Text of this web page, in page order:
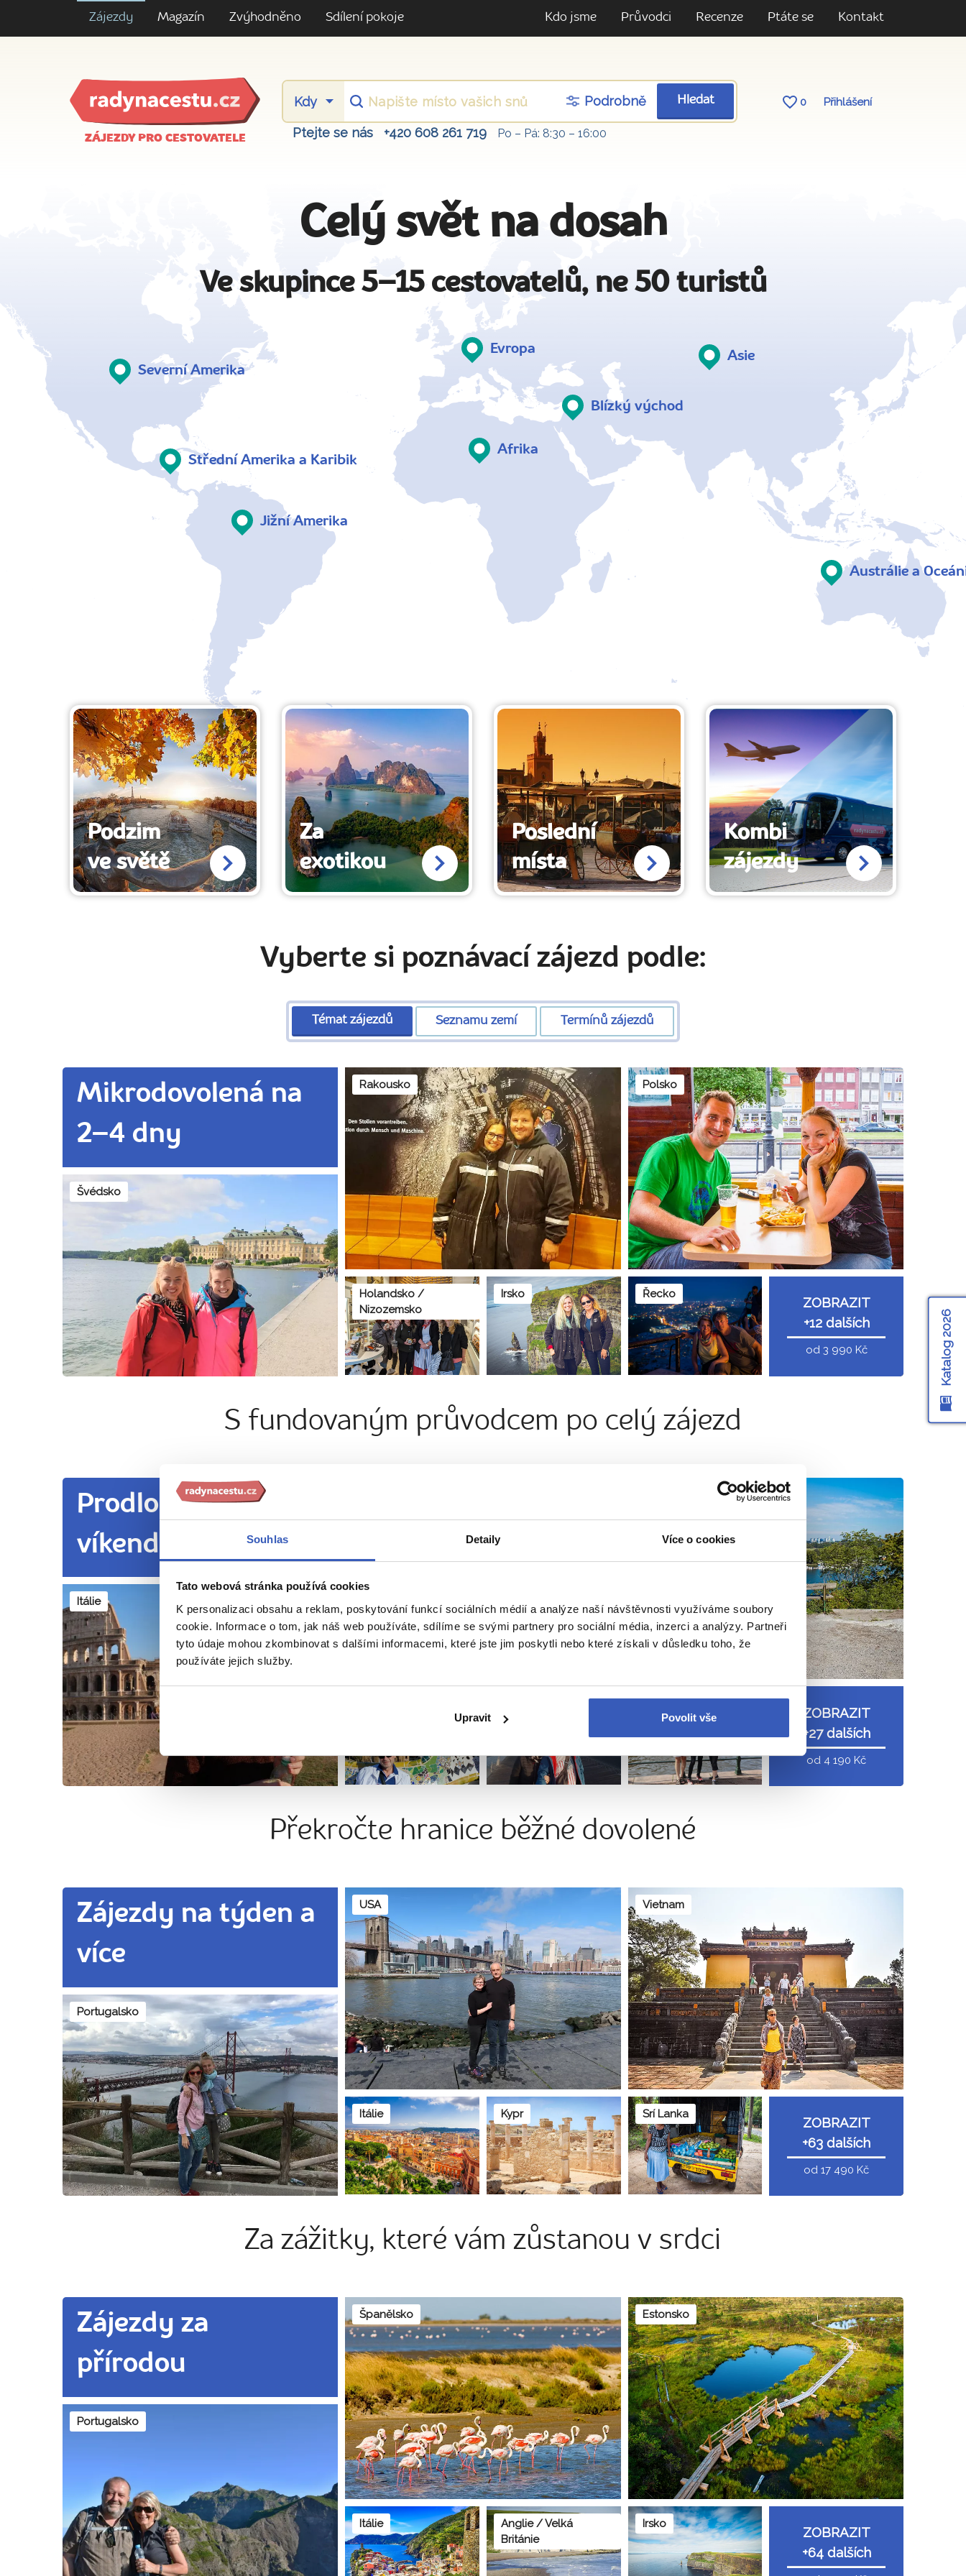
Souhlas Detaily Více o cookies
Tato webová stránka používá cookies
K personalizaci obsahu a reklam, poskytování funkcí sociálních médií a analýze naší návštěvnosti využíváme soubory
cookie. Informace o tom, jak náš web používáte, sdílíme se svými partnery pro sociální média, inzerci a analýzy. Partneři
tyto údaje mohou zkombinovat s dalšími informacemi, které jste jim poskytli nebo které získali v důsledku toho, že
používáte jejich služby.
Upravit Povolit vše
Zájezdy Magazín Zvýhodněno Sdílení pokoje Kdo jsme Průvodci Recenze Ptáte se Kontakt
ZÁJEZDY PRO CESTOVATELE
Podrobně Hledat 0 Přihlášení
Ptejte se nás +420 608 261 719 Po – Pá: 8:30 – 16:00
Celý svět na dosah
Ve skupince 5–15 cestovatelů, ne 50 turistů
Afrika
Asie
Austrálie a
Blízký východ
Evropa
Jižní Amerika
Severní Amerika
Střední Amerika a Karibik
Podzim
ve světě
Za
exotikou
Poslední
místa
Kombi
zájezdy
Vyberte si poznávací zájezd podle:
Témat zájezdů Seznamu zemí Termínů zájezdů
Mikrodovolená na
2–4 dny
Švédsko
Rakousko
Holandsko /
Nizozemsko
Irsko
Polsko
Řecko
ZOBRAZIT
+12 dalších
od 3 990 Kč
S fundovaným průvodcem po celý zájezd
Prodloužené
víkendy
Itálie
Nizozemsko
ZOBRAZIT
+27 dalších
od 4 190 Kč
Překročte hranice běžné dovolené
Zájezdy na týden a
více
Portugalsko
USA
Itálie Kypr
Vietnam
Srí Lanka
ZOBRAZIT
+63 dalších
od 17 490 Kč
Za zážitky, které vám zůstanou v srdci
Zájezdy za
přírodou
Portugalsko
Španělsko
Itálie
Anglie / Velká
Británie
Estonsko
Irsko
ZOBRAZIT
+64 dalších
Katalog 2026